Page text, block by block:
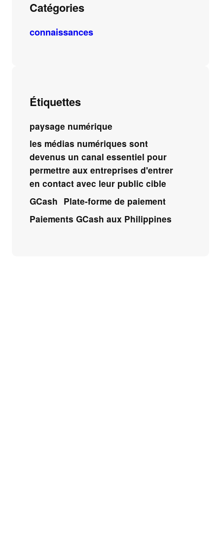
Catégories
connaissances
Étiquettes
paysage numérique
les médias numériques sont
devenus un canal essentiel pour
permettre aux entreprises d'entrer
en contact avec leur public cible
GCash Plate-forme de paiement
Paiements GCash aux Philippines